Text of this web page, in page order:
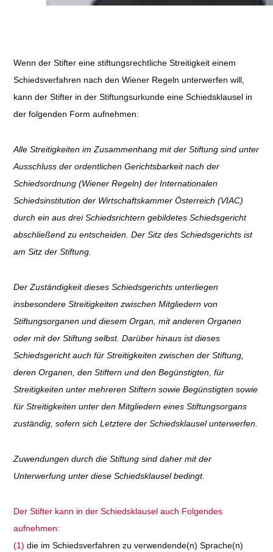
Wenn der Stifter eine stiftungsrechtliche Streitigkeit einem
Schiedsverfahren nach den Wiener Regeln unterwerfen will,
kann der Stifter in der Stiftungsurkunde eine Schiedsklausel in
der folgenden Form aufnehmen:
Alle Streitigkeiten im Zusammenhang mit der Stiftung sind unter
Ausschluss der ordentlichen Gerichtsbarkeit nach der
Schiedsordnung (Wiener Regeln) der Internationalen
Schiedsinstitution der Wirtschaftskammer Österreich (VIAC)
durch ein aus drei Schiedsrichtern gebildetes Schiedsgericht
abschließend zu entscheiden. Der Sitz des Schiedsgerichts ist
am Sitz der Stiftung.
Der Zuständigkeit dieses Schiedsgerichts unterliegen
insbesondere Streitigkeiten zwischen Mitgliedern von
Stiftungsorganen und diesem Organ, mit anderen Organen
oder mit der Stiftung selbst. Darüber hinaus ist dieses
Schiedsgericht auch für Streitigkeiten zwischen der Stiftung,
deren Organen, den Stiftern und den Begünstigten, für
Streitigkeiten unter mehreren Stiftern sowie Begünstigten sowie
für Streitigkeiten unter den Mitgliedern eines Stiftungsorgans
zuständig, sofern sich Letztere der Schiedsklausel unterwerfen.
Zuwendungen durch die Stiftung sind daher mit der
Unterwerfung unter diese Schiedsklausel bedingt.
Der Stifter kann in der Schiedsklausel auch Folgendes
aufnehmen:
(1) die im Schiedsverfahren zu verwendende(n) Sprache(n)